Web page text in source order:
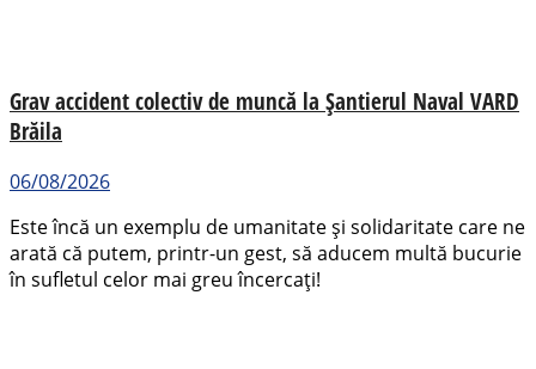
Grav accident colectiv de muncă la Șantierul Naval VARD
Brăila
06/08/2026
Este încă un exemplu de umanitate și solidaritate care ne
arată că putem, printr-un gest, să aducem multă bucurie
în sufletul celor mai greu încercați!